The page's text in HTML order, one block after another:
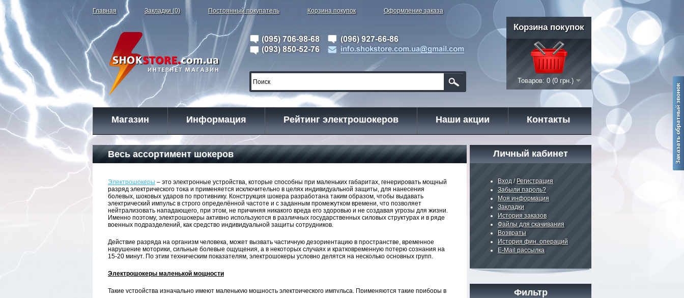
Главная Закладки (0) Постоянный покупатель Корзина покупок Оформление заказа
Корзина покупок
Товаров: 0 (0 грн.)
Магазин Информация Рейтинг электрошокеров Наши акции Контакты
Личный кабинет
Вход/ Регистрация
Забыли пароль?
Моя информация
Закладки
История заказов
Файлы для скачивания
Возвраты
История фин. операций
E-Mail рассылка
Фильтр
Весь ассортимент шокеров
Электрошокеры – это электронные устройства, которые способны при маленьких габаритах, генерировать мощный
разряд электрического тока и применяется исключительно в целях индивидуальной защиты, для нанесения
болевых, шоковых ударов по противнику. Конструкция шокера разработана таким образом, чтобы выдавать
электрический импульс в строго определённой частоте и с заданным промежутком времени, что позволяет
нейтрализовать нападающего, при этом, не причиняя никакого вреда его здоровью и не создавая угрозы для жизни.
Именно поэтому, электрошокеры активно используются в различных государственных силовых структурах и в ряде
военных подразделений, как средство индивидуальной защиты сотрудников.
Действие разряда на организм человека, может вызвать частичную дезориентацию в пространстве, временное
нарушение моторики, сильные болевые ощущения, а в некоторых случаях и кратковременную потерю сознания на
15-20 минут. По этим техническим показателям, электрошокеры условно делятся на несколько основных групп.
Электрошокеры маленькой мощности
Такие устройства изначально имеют маленькую мощность электрического импульса. Применяются такие приборы в